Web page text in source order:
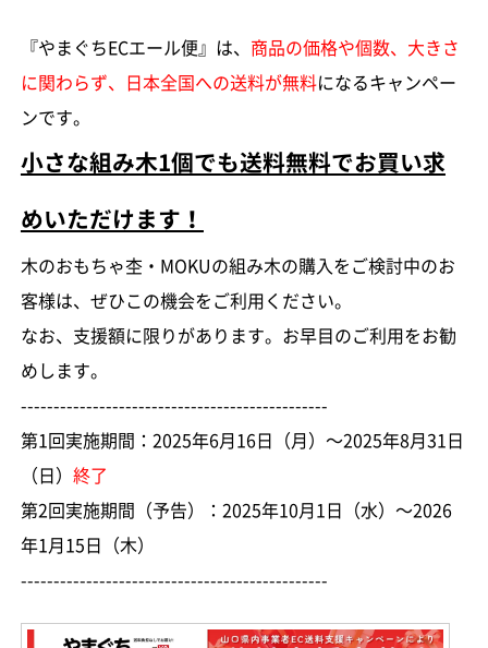
『やまぐちECエール便』は、 商品の価格や個数、大きさ
に関わらず、日本全国への送料が無料になるキャンペー
ンです。
小さな組み木1個でも送料無料でお買い求
めいただけます！
木のおもちゃ杢・MOKUの組み木の購入をご検討中のお
客様は、ぜひこの機会をご利用ください。
なお、支援額に限りがあります。お早目のご利用をお勧
めします。
-----------------------------------------------
第1回実施期間：2025年6月16日（月）～2025年8月31日
（日） 終了
第2回実施期間（予告）：2025年10月1日（水）～2026
年1月15日（木）
-----------------------------------------------